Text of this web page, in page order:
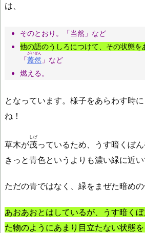
は、
そのとおり。「当然」など
他の語のうしろにつけて、その状態を
「蓋然
がいぜん
」など
燃える。
となっています。様子をあらわす時
ね！
草木が茂
しげ
っているため、うす暗くぼん
きっと青色というよりも濃い緑に近い
ただの青ではなく、緑をまぜた暗めの
あおあおとはしているが、うす暗く
た物のようにあまり目立たない状態